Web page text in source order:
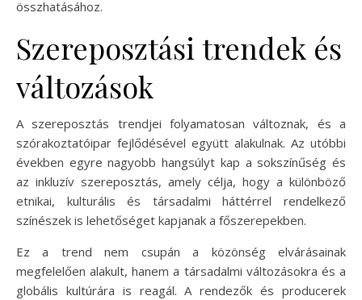
összhatásához.
Szereposztási trendek és
változások
A szereposztás trendjei folyamatosan változnak, és a
szórakoztatóipar fejlődésével együtt alakulnak. Az utóbbi
években egyre nagyobb hangsúlyt kap a sokszínűség és
az inkluzív szereposztás, amely célja, hogy a különböző
etnikai, kulturális és társadalmi háttérrel rendelkező
színészek is lehetőséget kapjanak a főszerepekben.
Ez a trend nem csupán a közönség elvárásainak
megfelelően alakult, hanem a társadalmi változásokra és a
globális kultúrára is reagál. A rendezők és producerek